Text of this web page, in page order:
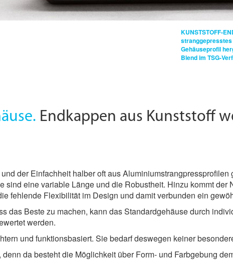
KUNSTSTOFF-
Gehäuseprofil
Blend im TSG-
Endkappen aus Kunststoff
der Einfachheit halber oft aus
sind eine variable Länge und die Robustheit. Hinzu kommt
fehlende Flexibilität im Design und damit verbunden ein
das Beste zu machen, kann das Standardgehäuse durch
werden.
und funktionsbasiert. Sie bedarf deswegen keiner
da besteht die Möglichkeit über Form- und Farbgebung